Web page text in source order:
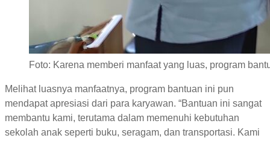
Foto: Karena memberi manfaat yang luas, program
Melihat luasnya manfaatnya, program bantuan ini pun
mendapat apresiasi dari para karyawan. “Bantuan ini sangat
membantu kami, terutama dalam memenuhi kebutuhan
sekolah anak seperti buku, seragam, dan transportasi. Kami